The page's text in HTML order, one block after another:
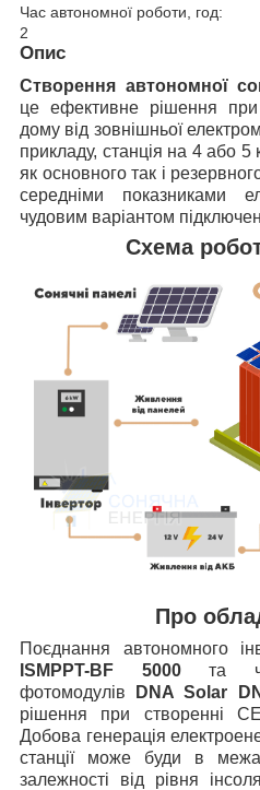
Час автономної роботи, год:
2
Опис
Створення автономної
це ефективне рішення при
дому від зовнішньої
прикладу, станція на 4 або
як основного так і
середніми показниками
чудовим варіантом
Схема
Про
Поєднання автономного
ISMPPT-BF 5000та
фотомодулів
DNA Solar
рішення при створенні
Добова генерація
станції може буди в
залежності від рівня